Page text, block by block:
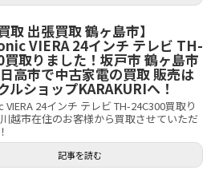
取 出張買取 鶴ヶ島市】
VIERA 24インチ テレビ TH-
取りました！坂戸市 鶴ヶ島市
高市で中古家電の買取 販売は
ルショップKARAKURIへ！
VIERA 24インチ テレビ TH-24C300買取り
越市在住のお客様から買取させていただ
記事を読む